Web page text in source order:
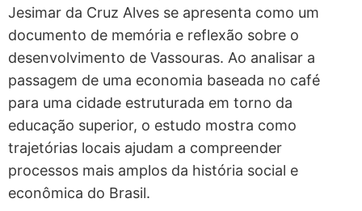
Jesimar da Cruz Alves se apresenta como um
documento de memória e reflexão sobre o
desenvolvimento de Vassouras. Ao analisar a
passagem de uma economia baseada no café
para uma cidade estruturada em torno da
educação superior, o estudo mostra como
trajetórias locais ajudam a compreender
processos mais amplos da história social e
econômica do Brasil.